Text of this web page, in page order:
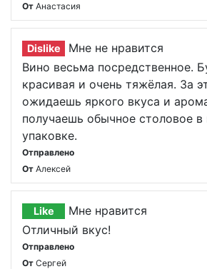
От Анастасия
Dislike
Мне не нравится
Вино весьма посредственное.
красивая и очень тяжёлая. За
ожидаешь яркого вкуса и
получаешь обычное столовое в
упаковке.
Отправлено
От Алексей
Like
Мне нравится
Отличный вкус!
Отправлено
От Сергей